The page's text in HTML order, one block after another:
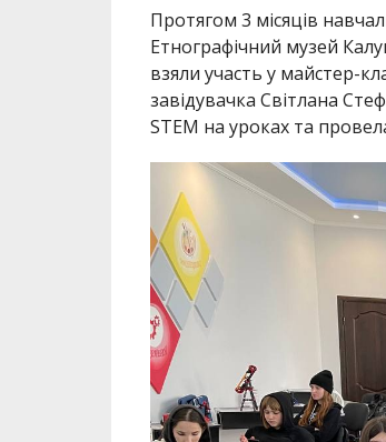
Протягом 3 місяців
Етнографічний музей
взяли участь у майстер-
завідувачка Світлана
STEM на уроках та